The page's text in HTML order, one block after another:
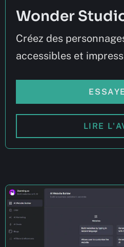
Wonder
Créez des
accessibles et
LIRE